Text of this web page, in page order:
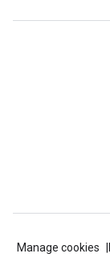
Manage cookies